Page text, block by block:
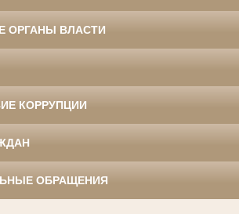
ОРГАНЫ ВЛАСТИ
КОРРУПЦИИ
ОБРАЩЕНИЯ